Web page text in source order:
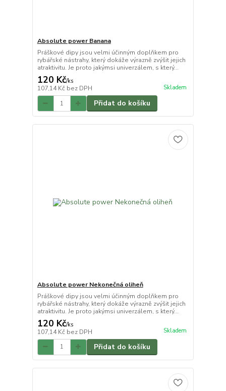
Absolute power Banana
Práškové dipy jsou velmi účinným doplňkem pro
rybářské nástrahy, který dokáže výrazně zvýšit jejich
atraktivitu. Je proto jakýmsi univerzálem, s který...
120 Kč/ks
107,14 Kč bez DPH Skladem
Přidat do košíku
Absolute power Nekonečná oliheň
Práškové dipy jsou velmi účinným doplňkem pro
rybářské nástrahy, který dokáže výrazně zvýšit jejich
atraktivitu. Je proto jakýmsi univerzálem, s který...
120 Kč/ks
107,14 Kč bez DPH Skladem
Přidat do košíku